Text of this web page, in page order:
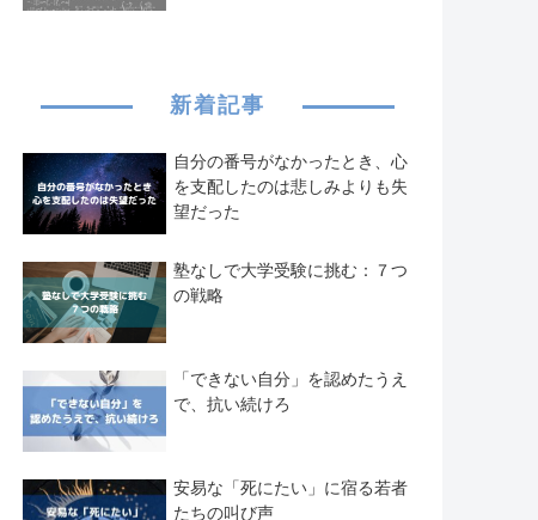
新着記事
自分の番号がなかったとき、心
を支配したのは悲しみよりも失
望だった
塾なしで大学受験に挑む：７つ
の戦略
「できない自分」を認めたうえ
で、抗い続けろ
安易な「死にたい」に宿る若者
たちの叫び声